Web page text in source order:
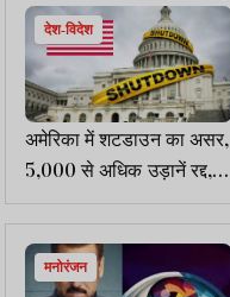
देश-विदेश
अमेरिका में शटडाउन का असर,
5,000 से अधिक उड़ानें रद्द,
लाखों सरकारी कर्मचारी बिना
वेतन काम करने को विवश
मनोरंजन